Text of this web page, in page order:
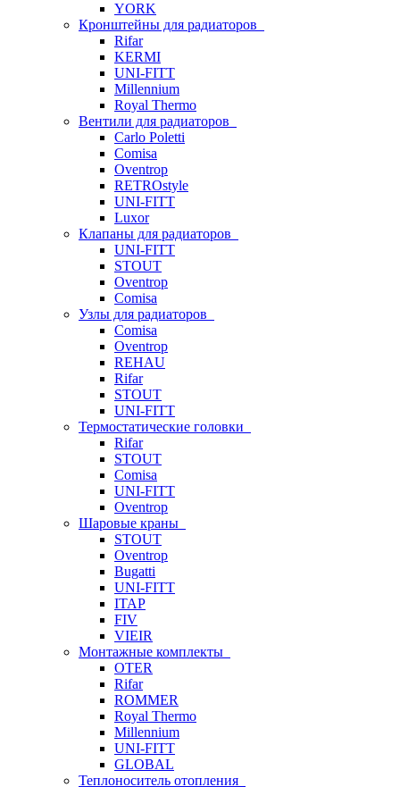
YORK
Кронштейны для радиаторов
Rifar
KERMI
UNI-FITT
Millennium
Royal Thermo
Вентили для радиаторов
Carlo Poletti
Comisa
Oventrop
RETROstyle
UNI-FITT
Luxor
Клапаны для радиаторов
UNI-FITT
STOUT
Oventrop
Comisa
Узлы для радиаторов
Comisa
Oventrop
REHAU
Rifar
STOUT
UNI-FITT
Термостатические головки
Rifar
STOUT
Comisa
UNI-FITT
Oventrop
Шаровые краны
STOUT
Oventrop
Bugatti
UNI-FITT
ITAP
FIV
VIEIR
Монтажные комплекты
OTER
Rifar
ROMMER
Royal Thermo
Millennium
UNI-FITT
GLOBAL
Теплоноситель отопления